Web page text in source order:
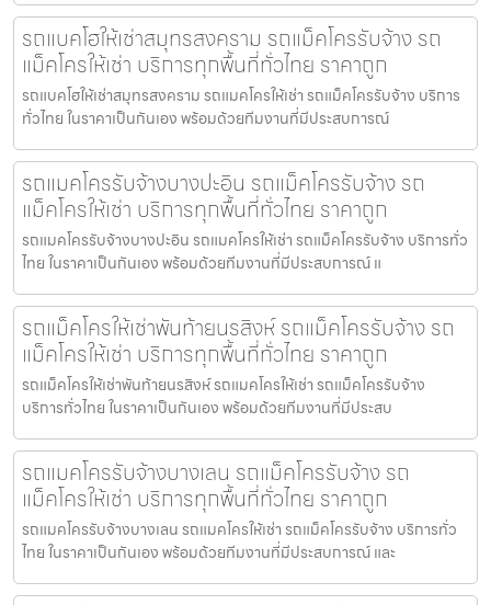
รถแบคโฮให้เช่าสมุทรสงคราม รถแม็คโครรับจ้าง รถ
แม็คโครให้เช่า บริการทุกพื้นที่ทั่วไทย ราคาถูก
รถแบคโฮให้เช่าสมุทรสงคราม รถแมคโครให้เช่า รถแม็คโครรับจ้าง บริการ
ทั่วไทย ในราคาเป็นกันเอง พร้อมด้วยทีมงานที่มีประสบการณ์
รถแมคโครรับจ้างบางปะอิน รถแม็คโครรับจ้าง รถ
แม็คโครให้เช่า บริการทุกพื้นที่ทั่วไทย ราคาถูก
รถแมคโครรับจ้างบางปะอิน รถแมคโครให้เช่า รถแม็คโครรับจ้าง บริการทั่ว
ไทย ในราคาเป็นกันเอง พร้อมด้วยทีมงานที่มีประสบการณ์ แ
รถแม็คโครให้เช่าพันท้ายนรสิงห์ รถแม็คโครรับจ้าง รถ
แม็คโครให้เช่า บริการทุกพื้นที่ทั่วไทย ราคาถูก
รถแม็คโครให้เช่าพันท้ายนรสิงห์ รถแมคโครให้เช่า รถแม็คโครรับจ้าง
บริการทั่วไทย ในราคาเป็นกันเอง พร้อมด้วยทีมงานที่มีประสบ
รถแมคโครรับจ้างบางเลน รถแม็คโครรับจ้าง รถ
แม็คโครให้เช่า บริการทุกพื้นที่ทั่วไทย ราคาถูก
รถแมคโครรับจ้างบางเลน รถแมคโครให้เช่า รถแม็คโครรับจ้าง บริการทั่ว
ไทย ในราคาเป็นกันเอง พร้อมด้วยทีมงานที่มีประสบการณ์ และ